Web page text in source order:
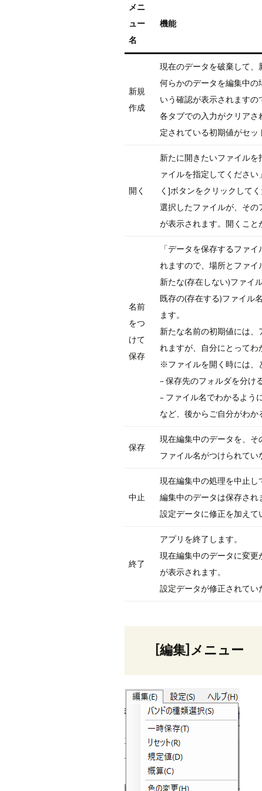
メニ
ュー
名
機能
新規
作成
現在のデータを破棄して、
何らかのデータを編集中の
いう確認が表示されますの
各タブでの入力がクリア
定されている初期値がセッ
開く
新たに開きたいファイル
ァイルを指定してくださ
く]ボタンをクリックしてく
選択したファイルが、そ
が表示されます。開くこと
名前
をつ
けて
保存
「データを保存するファ
れますので、場所とファイ
新たな(存在しない)ファイ
既存の(存在する)ファイル
ます。
新たな名前の初期値には
れますが、自分にとってわ
※ファイルを開く時には、
– 保存先のフォルダを分け
– ファイル名でわかるよう
など、後からご自分がわか
保存
現在編集中のデータを、そ
ファイル名がつけられてい
中止
現在編集中の処理を中止し
編集中のデータは保存され
設定データに修正を加えて
終了
アプリを終了します。
現在編集中のデータに変
が表示されます。
設定データが修正されてい
[編集]メニュー